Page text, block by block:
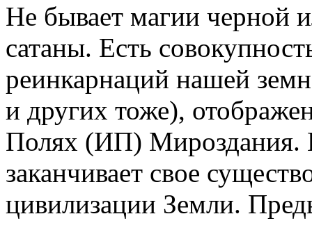
Не бывает магии черной
сатаны. Есть
реинкарнаций нашей
и других тоже),
Полях (ИП) Мироздания.
заканчивает свое
цивилизации Земли.